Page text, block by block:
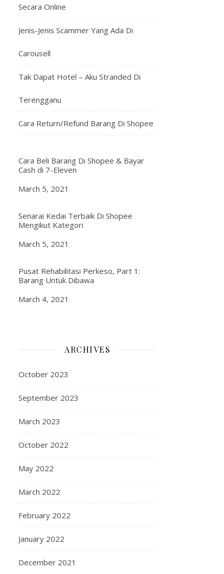
Secara Online
Jenis-Jenis Scammer Yang Ada Di
Carousell
Tak Dapat Hotel – Aku Stranded Di
Terengganu
Cara Return/Refund Barang Di Shopee
Cara Beli Barang Di Shopee & Bayar
Cash di 7-Eleven
Date
March 5, 2021
Senarai Kedai Terbaik Di Shopee
Mengikut Kategori
Date
March 5, 2021
Pusat Rehabilitasi Perkeso, Part 1:
Barang Untuk Dibawa
Date
March 4, 2021
ARCHIVES
October 2023
September 2023
March 2023
October 2022
May 2022
March 2022
February 2022
January 2022
December 2021